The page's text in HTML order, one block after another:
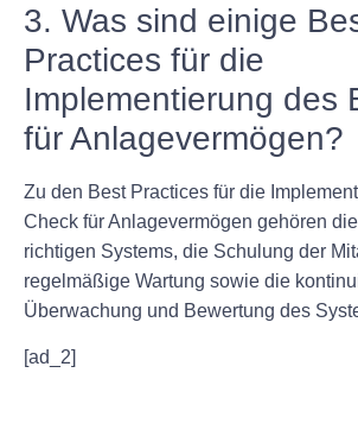
3. Was sind einige
Practices für die
Implementierung des
für Anlagevermögen?
Zu den Best Practices für die
Check für Anlagevermögen gehören
richtigen Systems, die Schulung der
regelmäßige Wartung sowie die
Überwachung und Bewertung des
[ad_2]